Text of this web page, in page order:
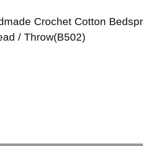
Crochet Cotton Bedspr
/ Throw(B502)